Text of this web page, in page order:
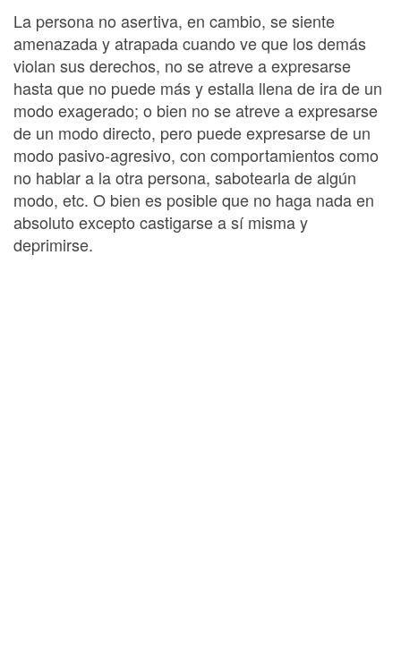
La persona no asertiva, en cambio, se siente
amenazada y atrapada cuando ve que los demás
violan sus derechos, no se atreve a expresarse
hasta que no puede más y estalla llena de ira de un
modo exagerado; o bien no se atreve a expresarse
de un modo directo, pero puede expresarse de un
modo pasivo-agresivo, con comportamientos como
no hablar a la otra persona, sabotearla de algún
modo, etc. O bien es posible que no haga nada en
absoluto excepto castigarse a sí misma y
deprimirse.